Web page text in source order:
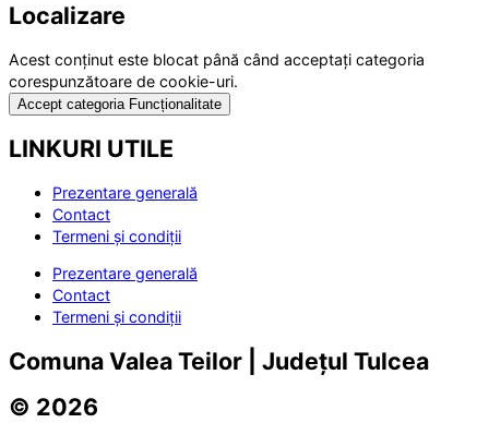
Localizare
Acest conținut este blocat până când acceptați categoria
corespunzătoare de cookie-uri.
Accept categoria Funcționalitate
LINKURI UTILE
Prezentare generală
Contact
Termeni și condiții
Prezentare generală
Contact
Termeni și condiții
Comuna Valea Teilor | Județul Tulcea
© 2026